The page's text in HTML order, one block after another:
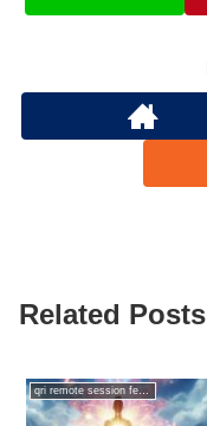
Related Posts
qri remote session feedback